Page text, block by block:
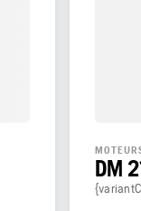
DM